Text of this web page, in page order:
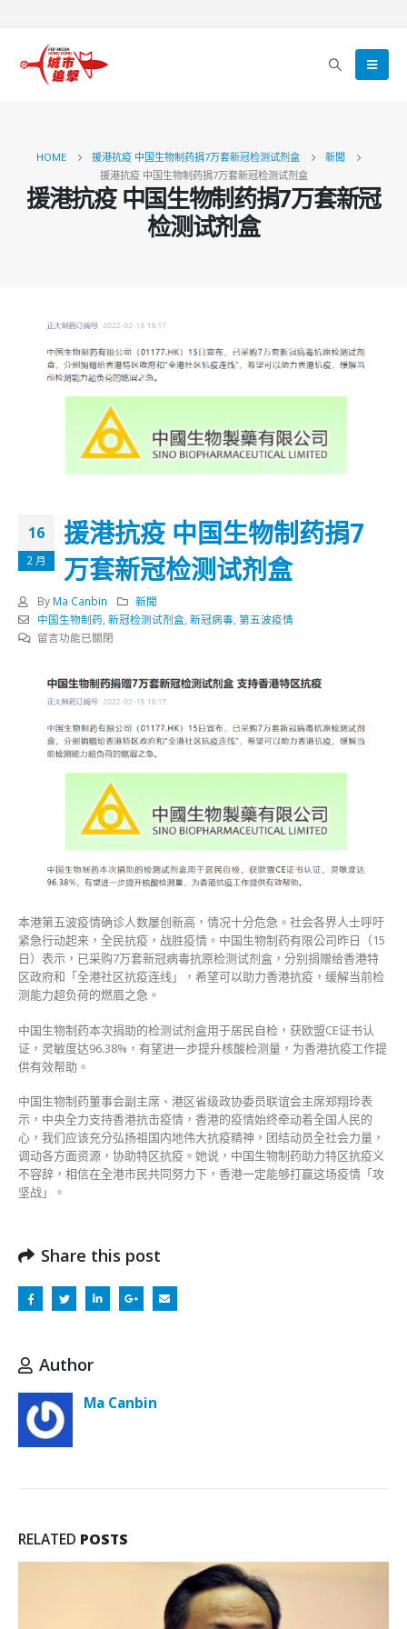
HOME 援港抗疫 中国生物制药捐7万套新冠检测试剂盒
新聞
援港抗疫 中国生物制药捐7万套新冠检测试剂盒
援港抗疫 中国生物制药捐7万套新冠
检测试剂盒
16
2 月
援港抗疫 中国生物制药捐7
万套新冠检测试剂盒
By Ma Canbin
新聞
中国生物制药 新冠检测试剂盒, 新冠病毒, 第五波疫情
在
冠
检
测
试
剂
中
留言功能已關閉
本港第五波疫情确诊人数屡创新高，情况十分危急。社会各界人士呼吁
紧急行动起来，全民抗疫，战胜疫情。中国生物制药有限公司昨日（15
日）表示，已采购7万套新冠病毒抗原检测试剂盒，分别捐赠给香港特
区政府和「全港社区抗疫连线」，希望可以助力香港抗疫，缓解当前检
测能力超负荷的燃眉之急。
中国生物制药本次捐助的检测试剂盒用于居民自检，获欧盟CE证书认
证，灵敏度达96.38%，有望进一步提升核酸检测量，为香港抗疫工作提
供有效帮助。
中国生物制药董事会副主席、港区省级政协委员联谊会主席郑翔玲表
示，中央全力支持香港抗击疫情，香港的疫情始终牵动着全国人民的
心，我们应该充分弘扬祖国内地伟大抗疫精神，团结动员全社会力量，
调动各方面资源，协助特区抗疫。她说，中国生物制药助力特区抗疫义
不容辞，相信在全港市民共同努力下，香港一定能够打赢这场疫情「攻
坚战」。
Share this post
Author
Ma Canbin
RELATED POSTS